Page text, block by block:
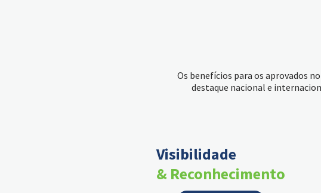
Os benefícios para os aprovados
destaque nacional e
Visibilidade
& Reconhecimento